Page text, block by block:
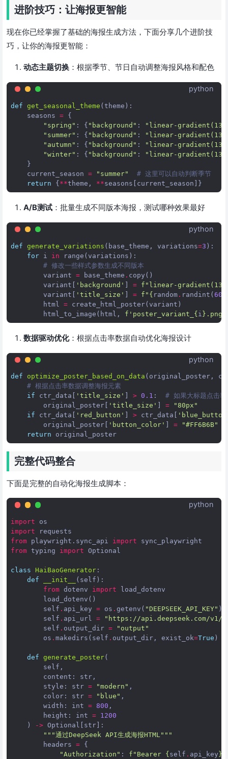
进阶技巧：让海报更智能
现在你已经掌握了基础的海报生成方法，下面分享几个进阶技
巧，让你的海报更智能：
动态主题切换 ：根据季节、节日自动调整海报风格和配色
python
def get_seasonal_theme ( theme ):
seasons = {
"spring" : { "background" :
"linear-
"summer" : { "background" :
"linear-
"autumn" : { "background" :
"linear-
"winter" : { "background" :
"linear-
}
current_season = "summer"
# 这里可以自动判断季节
return
{ **theme , **seasons current_season ]}
A/B测试 ：批量生成不同版本海报，测试哪种效果最好
python
def generate_variations ( base_theme , variations=3 ):
for i in range (variations ):
# 修改一些样式参数生成不同版本
variant = base_theme . copy ()
variant [ 'background' ] = f "linear-
variant [ 'title_size' ] = f " { random . randint (60
html
= create_html_poster(variant )
html_to_image ( html , f 'poster_variant_ {i } .png'
数据驱动优化：根据点击率数据自动优化海报设计
python
def optimize_poster_based_on_data ( original_poster ,
# 根据点击率数据调整海报元素
if
ctr_data 'title_size' > 0.1 :
# 如果大标题点击率
original_poster
'title_size' =
"80px"
if
ctr_data 'red_button' > ctr_data
original_poster
'button_color' =
"#FF6B6B"
return
original_poster
完整代码整合
下面是完整的自动化海报生成脚本：
python
import
os
import
requests
from playwright.sync_api import
sync_playwright
from typing import Optional
class HaiBaoGenerator :
def
__init__ ( self ):
from dotenv import
load_dotenv
load_dotenv ()
self . api_key = os . getenv ( "DEEPSEEK_API_KEY" )
self . api_url =
"https://api.deepseek.com/v1/
self . output_dir =
"output"
os . makedirs ( self . output_dir , exist_ok=True )
def generate_poster(
self ,
content : str ,
style : str = "modern" ,
color : str = "blue" ,
width : int = 800 ,
height : int = 1200
)
-> Optional str ]:
"""通过DeepSeek API生成海报HTML"""
headers = {
"Authorization" : f "Bearer { self . api_key }